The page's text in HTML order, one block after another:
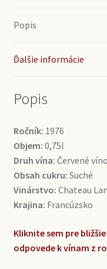
Popis
Ďalšie informácie
Popis
Ročník: 1976
Objem: 0,75l
Druh vína: Červené víno
Obsah cukru: Suché
Vinárstvo: Chateau
Krajina: Francúzsko
Kliknite sem pre
odpovede k vínam z